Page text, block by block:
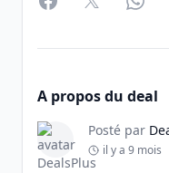
FacebookTwitter
A propos du deal
Posté par
il y a 9 mois